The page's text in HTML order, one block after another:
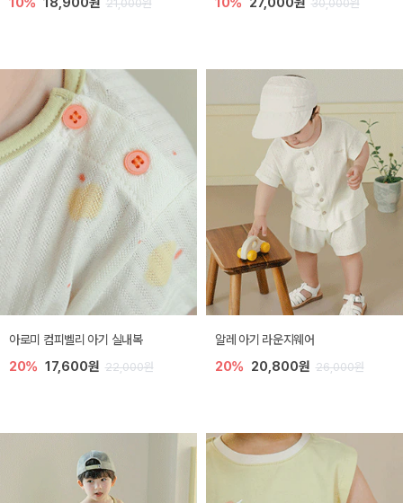
21,000원 30,000원
아로미 컴피벨리 아기 실내복
20% 17,600원 22,000원
알레 아기 라운지웨어
20% 20,800원 26,000원